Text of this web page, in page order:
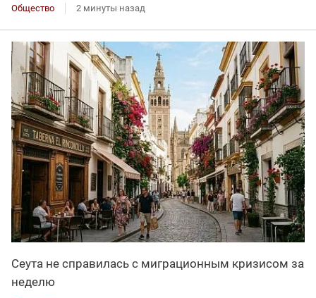
Общество 2 минуты назад
Сеута не справилась с миграционным кризисом за
неделю